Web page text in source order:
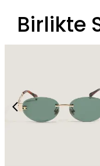
Birlikte